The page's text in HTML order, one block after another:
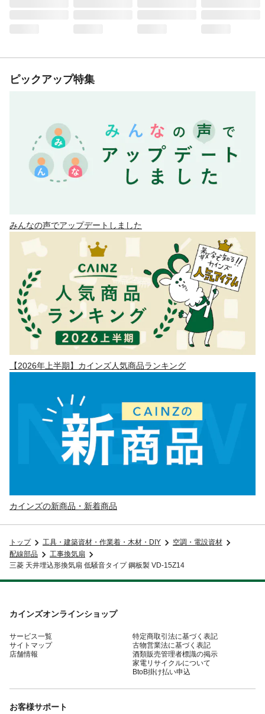
ピックアップ特集
みんなの声でアップデートしました
【2026年上半期】カインズ人気商品ランキング
カインズの新商品・新着商品
トップ 工具・建築資材・作業着・木材・DIY
空調・電設資材
配線部品
工事換気扇
三菱 天井埋込形換気扇 低騒音タイプ 鋼板製 VD-15Z14
カインズオンラインショップ
サービス一覧
サイトマップ
店舗情報
特定商取引法に基づく表記
古物営業法に基づく表記
酒類販売管理者標識の掲示
家電リサイクルについて
BtoB掛け払い申込
お客様サポート